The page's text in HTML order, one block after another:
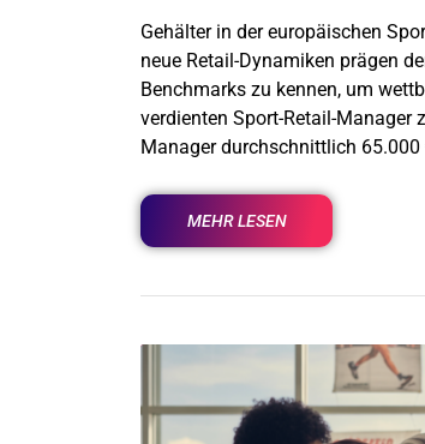
Gehälter in der europäischen
neue Retail-Dynamiken prägen
Benchmarks zu kennen, um
verdienten Sport-Retail-Manager
Manager durchschnittlich
MEHR LESEN